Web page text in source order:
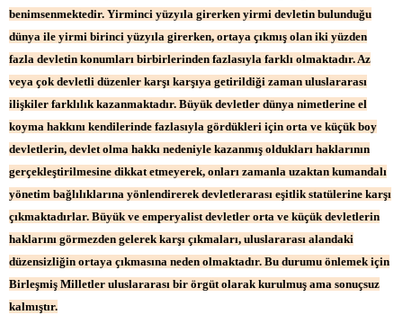
benimsenmektedir. Yirminci yüzyıla girerken yirmi devletin bulunduğu
dünya ile yirmi birinci yüzyıla girerken, ortaya çıkmış olan iki yüzden
fazla devletin konumları birbirlerinden fazlasıyla farklı olmaktadır. Az
veya çok devletli düzenler karşı karşıya getirildiği zaman uluslararası
ilişkiler farklılık kazanmaktadır. Büyük devletler dünya nimetlerine el
koyma hakkını kendilerinde fazlasıyla gördükleri için orta ve küçük boy
devletlerin, devlet olma hakkı nedeniyle kazanmış oldukları haklarının
gerçekleştirilmesine dikkat etmeyerek, onları zamanla uzaktan kumandalı
yönetim bağlılıklarına yönlendirerek devletlerarası eşitlik statülerine karşı
çıkmaktadırlar. Büyük ve emperyalist devletler orta ve küçük devletlerin
haklarını görmezden gelerek karşı çıkmaları, uluslararası alandaki
düzensizliğin ortaya çıkmasına neden olmaktadır. Bu durumu önlemek için
Birleşmiş Milletler uluslararası bir örgüt olarak kurulmuş ama sonuçsuz
kalmıştır.